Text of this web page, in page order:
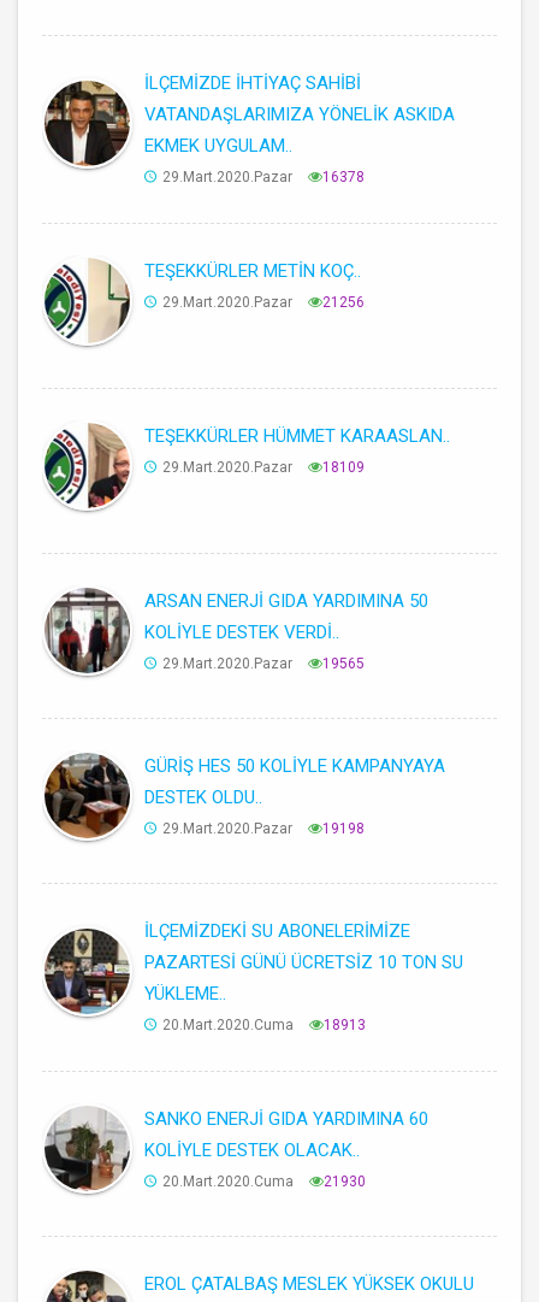
İLÇEMİZDE İHTİYAÇ SAHİBİ
VATANDAŞLARIMIZA YÖNELİK ASKIDA
EKMEK UYGULAM..
29.Mart.2020.Pazar 16378
TEŞEKKÜRLER METİN KOÇ..
29.Mart.2020.Pazar 21256
TEŞEKKÜRLER HÜMMET KARAASLAN..
29.Mart.2020.Pazar 18109
ARSAN ENERJİ GIDA YARDIMINA 50
KOLİYLE DESTEK VERDİ..
29.Mart.2020.Pazar 19565
GÜRİŞ HES 50 KOLİYLE KAMPANYAYA
DESTEK OLDU..
29.Mart.2020.Pazar 19198
İLÇEMİZDEKİ SU ABONELERİMİZE
PAZARTESİ GÜNÜ ÜCRETSİZ 10 TON SU
YÜKLEME..
20.Mart.2020.Cuma 18913
SANKO ENERJİ GIDA YARDIMINA 60
KOLİYLE DESTEK OLACAK..
20.Mart.2020.Cuma 21930
EROL ÇATALBAŞ MESLEK YÜKSEK OKULU